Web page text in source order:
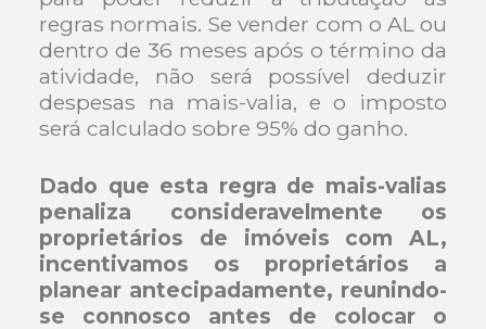
regras normais. Se vender com o AL ou
dentro de 36 meses após o término da
atividade, não será possível deduzir
despesas na mais-valia, e o imposto
será calculado sobre 95% do ganho.
Dado que esta regra de mais-valias
penaliza consideravelmente os
proprietários de imóveis com AL,
incentivamos os proprietários a
planear antecipadamente, reunindo-
se connosco antes de colocar o